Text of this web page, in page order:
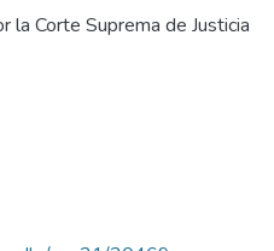
la Corte Suprema de Justicia